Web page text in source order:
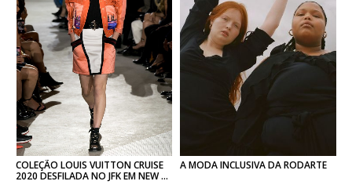
COLEÇÃO LOUIS VUITTON CRUISE
2020 DESFILADA NO JFK EM NEW YORK
AMODAINCLUSIVADARODARTE